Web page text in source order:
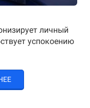
личный
успокоению